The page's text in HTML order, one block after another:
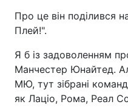
Про це він поділився
Плей!".
Я б із задоволенням
Манчестер Юнайтед.
МЮ, тут зібрані
як Лаціо, Рома, Реал